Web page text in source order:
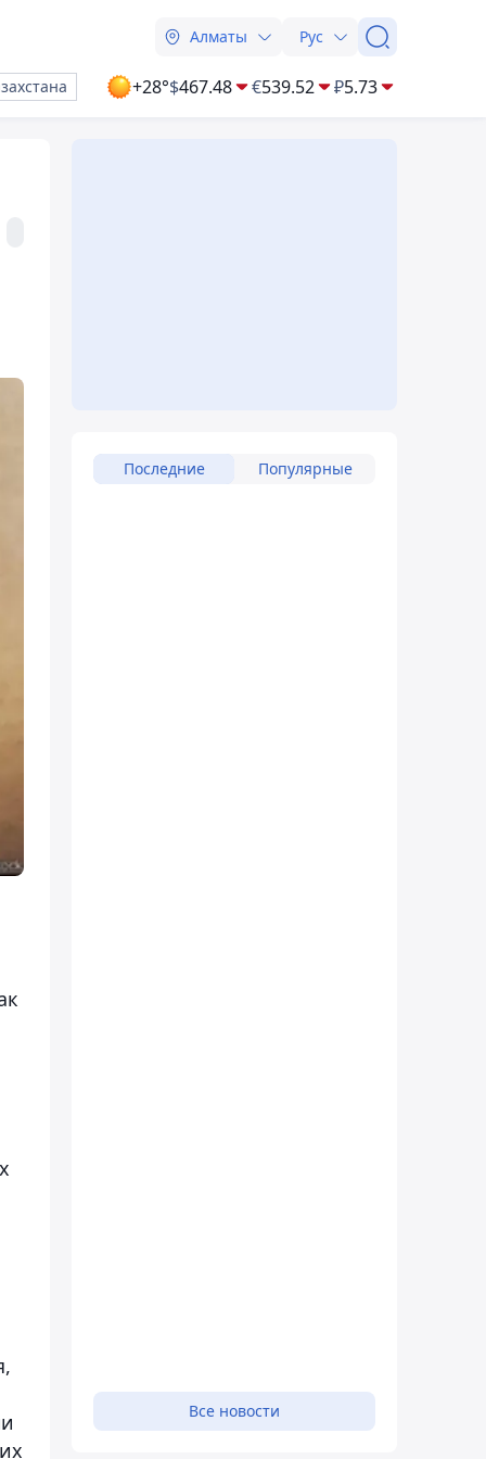
Алматы Рус
+28°$467.48 €539.52 ₽5.73
Последние Популярные
Все новости